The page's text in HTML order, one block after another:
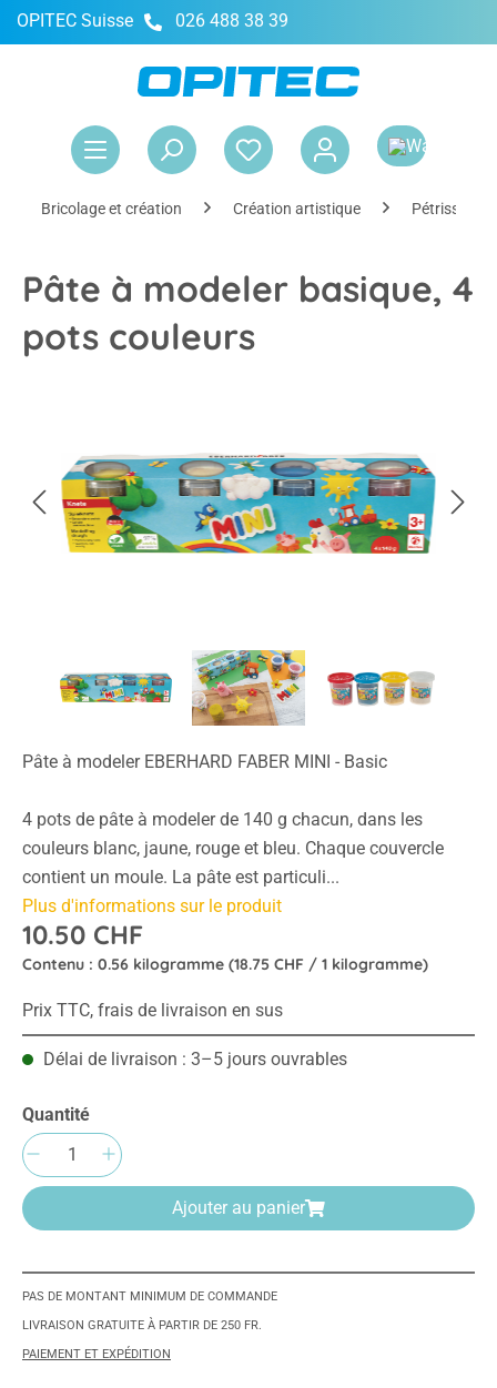
principal
OPITEC Suisse 026 488 38 39
Bricolage et création Création artistique Pétrissage
Pâte à modeler basique, 4
pots couleurs
Pâte à modeler EBERHARD FABER MINI - Basic
4 pots de pâte à modeler de 140 g chacun, dans les
couleurs blanc, jaune, rouge et bleu. Chaque couvercle
contient un moule. La pâte est particuli...
Plus d'informations sur le produit
10.50 CHF
Contenu : 0.56 kilogramme (18.75 CHF / 1 kilogramme)
Prix TTC, frais de livraison en sus
Délai de livraison : 3–5 jours ouvrables
Quantité
Quantité de produit : Entrez la quantité
Ajouter au panier
PAS DE MONTANT MINIMUM DE COMMANDE
LIVRAISON GRATUITE À PARTIR DE 250 FR.
PAIEMENT ET EXPÉDITION